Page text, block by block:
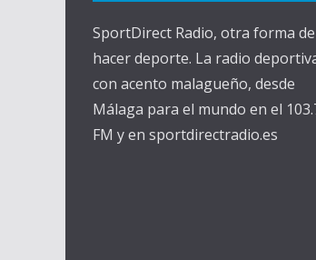
SportDirect Radio, otra forma de
hacer deporte. La radio
con acento malagueño, desde
Málaga para el mundo en el
FM y en sportdirectradio.es